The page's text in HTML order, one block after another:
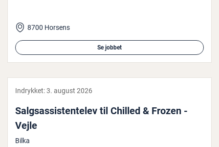
8700 Horsens
Se jobbet
Indrykket:3. august 2026
Salgs­as­si­sten­te­lev til Chilled & Frozen -
Vejle
Bilka